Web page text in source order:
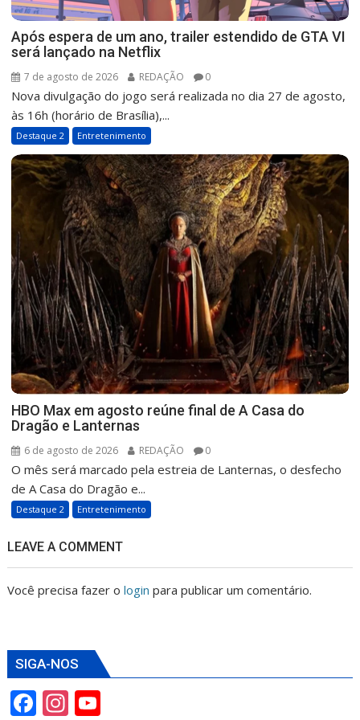
Após espera de um ano, trailer estendido de GTA VI
será lançado na Netflix
7 de agosto de 2026 REDAÇÃO 0
Nova divulgação do jogo será realizada no dia 27 de agosto,
às 16h (horário de Brasília),...
Destaque 2 Entretenimento
HBO Max em agosto reúne final de A Casa do
Dragão e Lanternas
6 de agosto de 2026 REDAÇÃO 0
O mês será marcado pela estreia de Lanternas, o desfecho
de A Casa do Dragão e...
Destaque 2 Entretenimento
LEAVE A COMMENT
Você precisa fazer ologin para publicar um comentário.
SIGA-NOS
F In